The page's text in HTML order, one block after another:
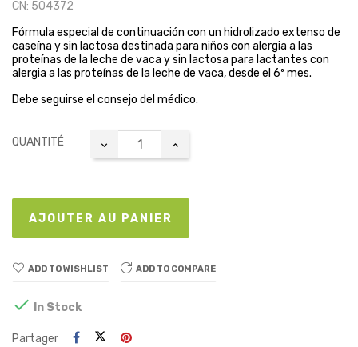
CN: 504372
Fórmula especial de continuación con un hidrolizado extenso de
caseína y sin lactosa destinada para niños con alergia a las
proteínas de la leche de vaca y sin lactosa para lactantes con
alergia a las proteínas de la leche de vaca, desde el 6º mes.
Debe seguirse el consejo del médico.
QUANTITÉ
AJOUTER AU PANIER
ADD TO WISHLIST ADD TO COMPARE
 In Stock
Partager